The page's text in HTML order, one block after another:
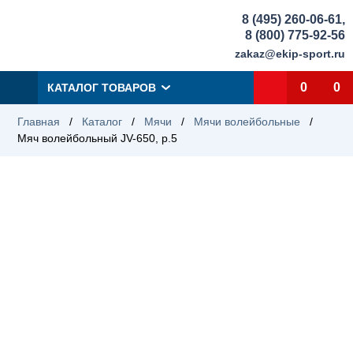
8 (495) 260-06-61,
8 (800) 775-92-56
zakaz@ekip-sport.ru
КАТАЛОГ ТОВАРОВ 0 0
Главная / Каталог / Мячи / Мячи волейбольные
/
Мяч волейбольный JV-650, р.5